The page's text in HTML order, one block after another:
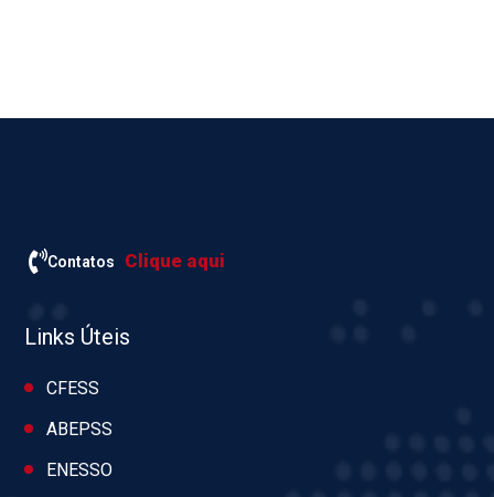
Contatos Clique aqui
Links Úteis
CFESS
ABEPSS
ENESSO